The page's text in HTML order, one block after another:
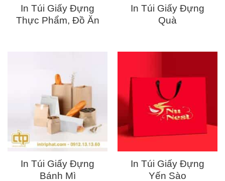
In Túi Giấy Đựng
Thực Phẩm, Đồ Ăn
In Túi Giấy Đựng
Quà
In Túi Giấy Đựng
Bánh Mì
In Túi Giấy Đựng
Yến Sào